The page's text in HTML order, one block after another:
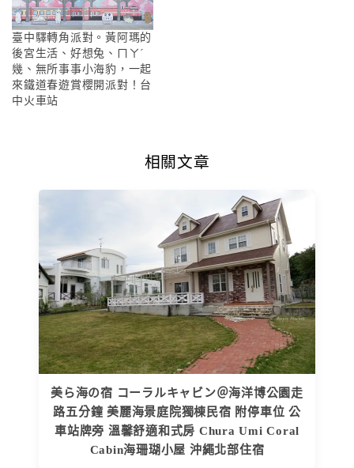
臺中驛轉角派對。黃阿瑪的
後宮生活、好想兔、ㄇㄚˊ
幾、無所事事小海豹，一起
來鐵道春遊賞櫻開派對！台
中火車站
相關文章
美ら海の宿 コーラルキャビン＠海洋博公園走
路五分鐘 美麗海景庭院獨棟民宿 附停車位 公
車站牌旁 溫馨舒適和式房 Chura Umi Coral
Cabin海珊瑚小屋 沖繩北部住宿